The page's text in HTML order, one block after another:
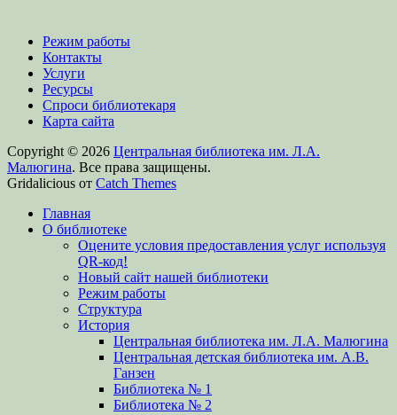
Режим работы
Контакты
Услуги
Ресурсы
Спроси библиотекаря
Карта сайта
Copyright © 2026 Центральная библиотека им. Л.А.
Малюгина. Все права защищены.
Gridalicious от Catch Themes
вверх
Главная
О библиотеке
Оцените условия предоставления услуг используя
QR-код!
Новый сайт нашей библиотеки
Режим работы
Структура
История
Центральная библиотека им. Л.А. Малюгина
Центральная детская библиотека им. А.В.
Ганзен
Библиотека № 1
Библиотека № 2